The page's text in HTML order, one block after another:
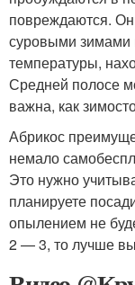
повреждаются.
суровыми зимами
температуры,
Средней полосе
важна, как
Абрикос
немало
Это нужно
планируете
опылением не
2 — 3, то лучше